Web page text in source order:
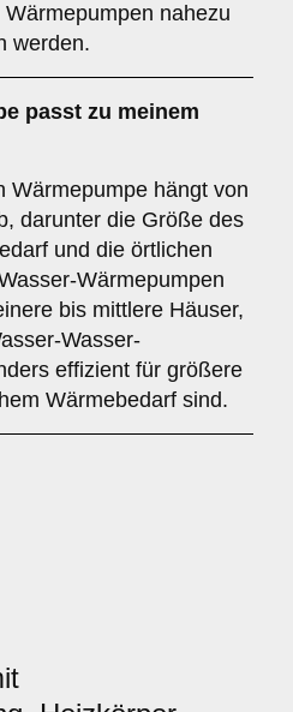
nahezu
werden.
passt zu meinem
Wärmepumpe hängt von
darunter die Größe des
und die örtlichen
Wärmepumpen
bis mittlere Häuser,
Wasser-
effizient für größere
Wärmebedarf sind.